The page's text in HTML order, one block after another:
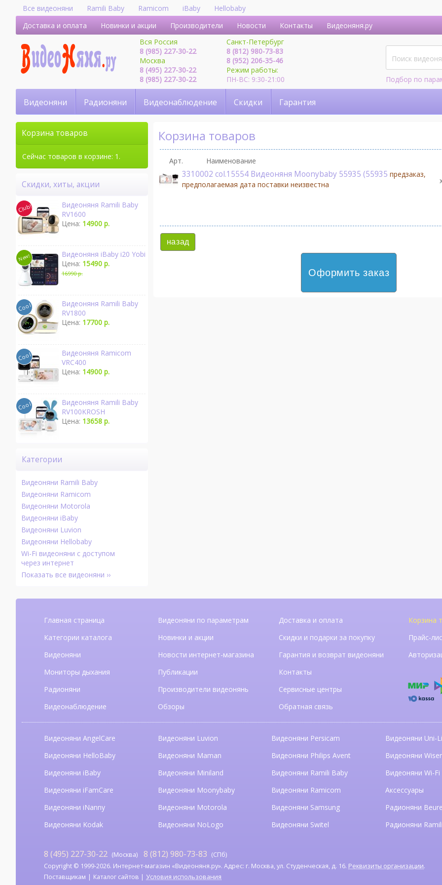
Все видеоняни Ramili Baby Ramicom iBaby
Hellobaby
Доставка и оплата
Новинки и акции Производители Новости Контакты
Видеоняня.ру
Вся Россия
8 (985) 227-30-22
Москва
8 (495) 227-30-22
8 (985) 227-30-22
Санкт-Петербург
8 (812) 980-73-83
8 (952) 206-35-46
Режим работы:
ПН-ВС: 9:30-21:00
Подбор по
Видеоняни Радионяни Видеонаблюдение Скидки Гарантия
Корзина товаров
Арт. Наименование
3310002 col.15554 Видеоняня Moonybaby 55935 (55935предзаказ,
предполагаемая дата поставки неизвестна
назад
Оформить заказ
Корзина товаров
Сейчас товаров в корзине: 1.
Скидки, хиты, акции
Видеоняня Ramili Baby
RV1600
Цена: 14900 р.
Видеоняня iBaby i20 Yobi
Цена: 15490 р.
16990 р.
Видеоняня Ramili Baby
RV1800
Цена: 17700 р.
Видеоняня Ramicom
VRC400
Цена: 14900 р.
Видеоняня Ramili Baby
RV100KROSH
Цена: 13658 р.
Категории
Видеоняни Ramili Baby
Видеоняни Ramicom
Видеоняни Motorola
Видеоняни iBaby
Видеоняни Luvion
Видеоняни Hellobaby
Wi-Fi видеоняни с доступом
через интернет
Показать все видеоняни ››
Главная страница
Категории каталога
Видеоняни
Мониторы дыхания
Радионяни
Видеонаблюдение
Видеоняни по параметрам
Новинки и акции
Новости интернет-магазина
Публикации
Производители видеонянь
Обзоры
Доставка и оплата
Скидки и подарки за покупку
Гарантия и возврат видеоняни
Контакты
Сервисные центры
Обратная связь
Корзина
Прайс-
Видеоняни AngelCare
Видеоняни HelloBaby
Видеоняни iBaby
Видеоняни iFamCare
Видеоняни iNanny
Видеоняни Kodak
Видеоняни Luvion
Видеоняни Maman
Видеоняни Miniland
Видеоняни Moonybaby
Видеоняни Motorola
Видеоняни NoLogo
Видеоняни Persicam
Видеоняни Philips Avent
Видеоняни Ramili Baby
Видеоняни Ramicom
Видеоняни Samsung
Видеоняни Switel
Видеоняни Uni-
Видеоняни
Видеоняни Wi-Fi
Аксессуары
Радионяни
Радионяни Ramili
8 (495) 227-30-22 (Москва) 8 (812) 980-73-83 (СПб)
Copyright © 1999-2026. Интернет-магазин «Видеоняня.ру». Адрес: г. Москва, ул. Студенческая, д. 16. Реквизиты организации.
Поставщикам
Каталог сайтов Условия использования